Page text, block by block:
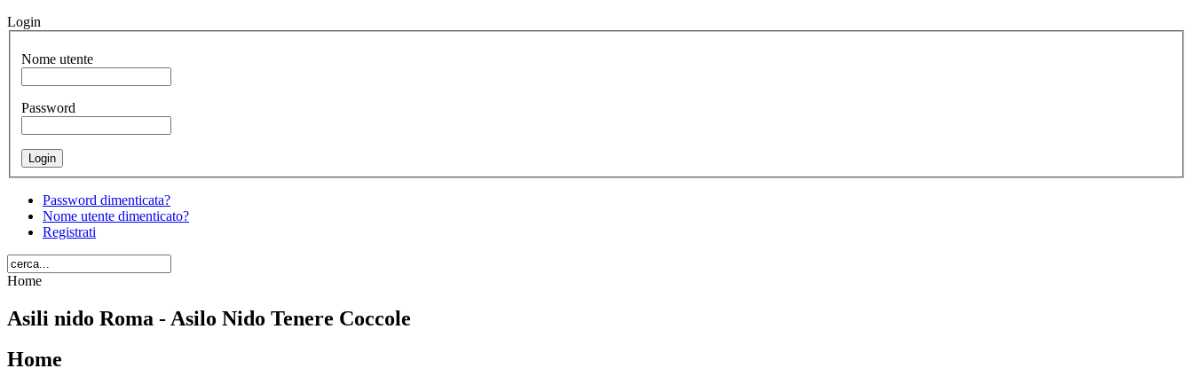
Login
Nome utente
Password
Password dimenticata?
Nome utente dimenticato?
Registrati
Home
Asili nido Roma - Asilo Nido Tenere Coccole
Home